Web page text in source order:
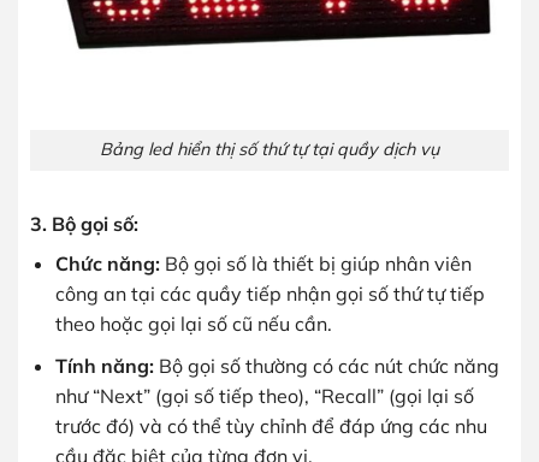
Bảng led hiển thị số thứ tự tại quầy dịch vụ
3. Bộ gọi số:
Chức năng:Bộ gọi số là thiết bị giúp nhân viên
công an tại các quầy tiếp nhận gọi số thứ tự tiếp
theo hoặc gọi lại số cũ nếu cần.
Tính năng:Bộ gọi số thường có các nút chức năng
như “Next” (gọi số tiếp theo), “Recall” (gọi lại số
trước đó) và có thể tùy chỉnh để đáp ứng các nhu
cầu đặc biệt của từng đơn vị.